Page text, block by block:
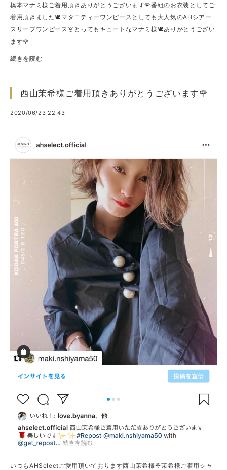
橋本マナミ様ご着用頂きありがとうございます🌹番組のお衣装としてご
着用頂きました🕊マタニティーワンピースとしても大人気のAHシアー
スリーブワンピース👗とってもキュートなマナミ様🕊ありがとうござい
ます🌹
続きを読む
西山茉希様ご着用頂きありがとうございます🌹
2020/06/23 22:43
いつもAHSelectご愛用頂いております西山茉希様🌹茉希様ご着用シャ